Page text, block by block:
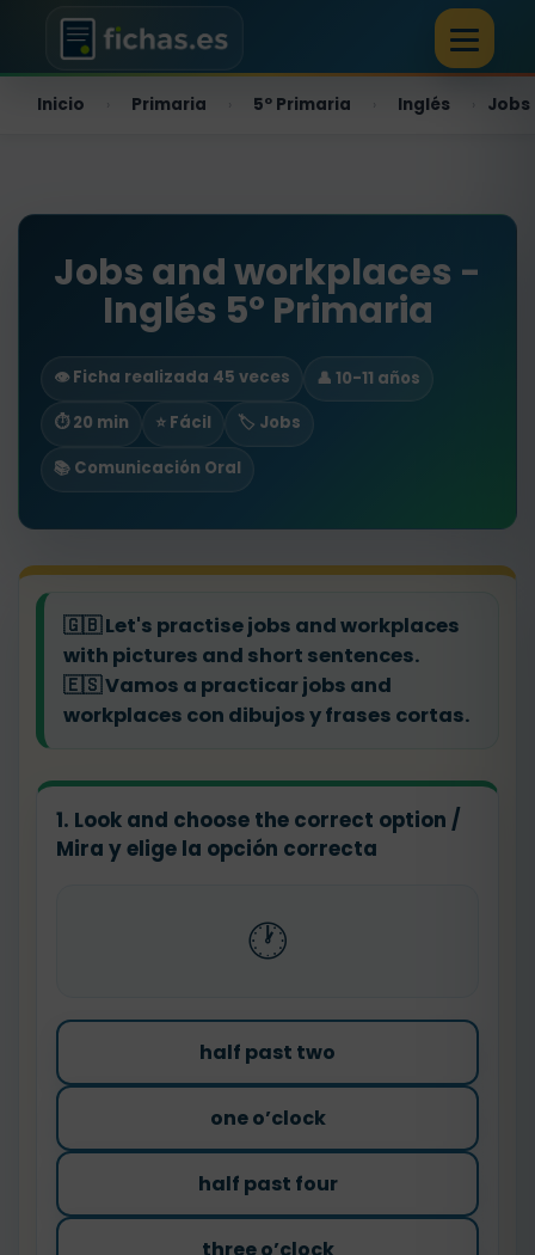
Inicio Primaria 5º Primaria Inglés
Jobs and workplaces -
Inglés 5º Primaria
👁️ Ficha realizada 45 veces
👤 10-11 años
⏱ 20 min
⭐ Fácil
🏷️ Jobs
📚 Comunicación Oral
🇬🇧Let's practise jobs and workplaces
with pictures and short sentences.
🇪🇸Vamos a practicar jobs and
workplaces con dibujos y frases cortas.
1. Look and choose the correct option /
Mira y elige la opción correcta
🕐
half past two
one o’clock
half past four